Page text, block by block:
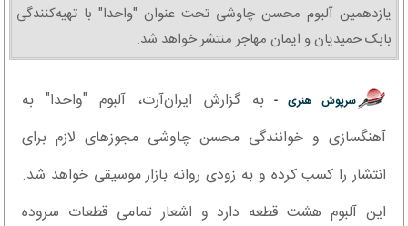
یازدهمین آلبوم محسن چاوشی تحت عنوان "واحدا" با تهیه‌کنندگی
بابک حمیدیان و ایمان مهاجر منتشر خواهد شد.
سرپوش هنری - به گزارش ایران‌آرت، آلبوم "واحدا" به
آهنگسازی و خوانندگی محسن چاوشی مجوزهای لازم برای
انتشار را کسب کرده و به زودی روانه بازار موسیقی خواهد شد.
این آلبوم هشت قطعه دارد و اشعار تمامی قطعات سروده